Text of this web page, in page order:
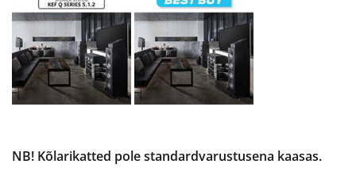
NB! Kõlarikatted pole standardvarustusena kaasas.